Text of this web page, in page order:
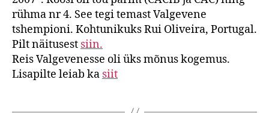
rühma nr 4. See tegi temast Valgevene
tshempioni. Kohtunikuks Rui Oliveira, Portugal.
Pilt näitusest siin.
Reis Valgevenesse oli üks mõnus kogemus.
Lisapilte leiab ka siit